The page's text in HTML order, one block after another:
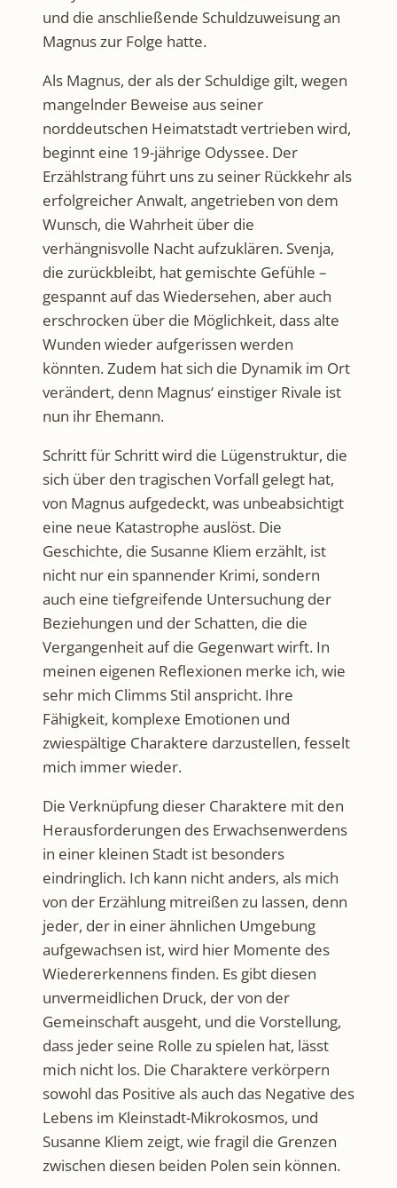
und die anschließende Schuldzuweisung an
Magnus zur Folge hatte.
Als Magnus, der als der Schuldige gilt, wegen
mangelnder Beweise aus seiner
norddeutschen Heimatstadt vertrieben wird,
beginnt eine 19-jährige Odyssee. Der
Erzählstrang führt uns zu seiner Rückkehr als
erfolgreicher Anwalt, angetrieben von dem
Wunsch, die Wahrheit über die
verhängnisvolle Nacht aufzuklären. Svenja,
die zurückbleibt, hat gemischte Gefühle –
gespannt auf das Wiedersehen, aber auch
erschrocken über die Möglichkeit, dass alte
Wunden wieder aufgerissen werden
könnten. Zudem hat sich die Dynamik im Ort
verändert, denn Magnus‘ einstiger Rivale ist
nun ihr Ehemann.
Schritt für Schritt wird die Lügenstruktur, die
sich über den tragischen Vorfall gelegt hat,
von Magnus aufgedeckt, was unbeabsichtigt
eine neue Katastrophe auslöst. Die
Geschichte, die Susanne Kliem erzählt, ist
nicht nur ein spannender Krimi, sondern
auch eine tiefgreifende Untersuchung der
Beziehungen und der Schatten, die die
Vergangenheit auf die Gegenwart wirft. In
meinen eigenen Reflexionen merke ich, wie
sehr mich Climms Stil anspricht. Ihre
Fähigkeit, komplexe Emotionen und
zwiespältige Charaktere darzustellen, fesselt
mich immer wieder.
Die Verknüpfung dieser Charaktere mit den
Herausforderungen des Erwachsenwerdens
in einer kleinen Stadt ist besonders
eindringlich. Ich kann nicht anders, als mich
von der Erzählung mitreißen zu lassen, denn
jeder, der in einer ähnlichen Umgebung
aufgewachsen ist, wird hier Momente des
Wiedererkennens finden. Es gibt diesen
unvermeidlichen Druck, der von der
Gemeinschaft ausgeht, und die Vorstellung,
dass jeder seine Rolle zu spielen hat, lässt
mich nicht los. Die Charaktere verkörpern
sowohl das Positive als auch das Negative des
Lebens im Kleinstadt-Mikrokosmos, und
Susanne Kliem zeigt, wie fragil die Grenzen
zwischen diesen beiden Polen sein können.